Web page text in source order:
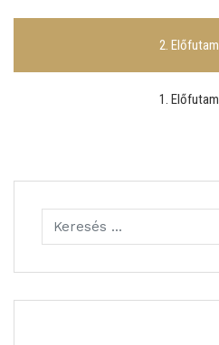
2. Előfutam
1. Előfutam